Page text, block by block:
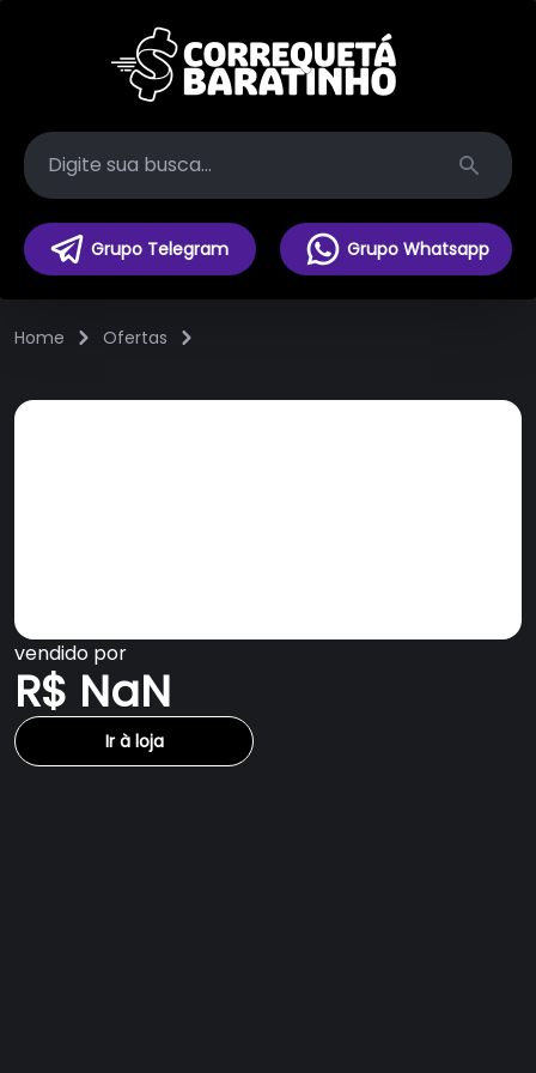
Search
Grupo Telegram Grupo Whatsapp
Home Ofertas
vendido por
R$ NaN
Ir à loja